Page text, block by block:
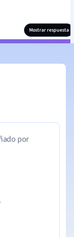
Mostrar respuesta
por